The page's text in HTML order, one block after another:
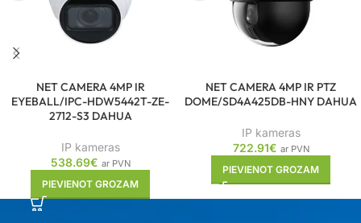
NET CAMERA 4MP IR
EYEBALL/IPC-HDW5442T-ZE-
2712-S3 DAHUA
IP kameras
538.69€ ar PVN
PIEVIENOT GROZAM
NET CAMERA 4MP IR PTZ
DOME/SD4A425DB-HNY DAHUA
IP kameras
722.91€ ar PVN
PIEVIENOT GROZAM